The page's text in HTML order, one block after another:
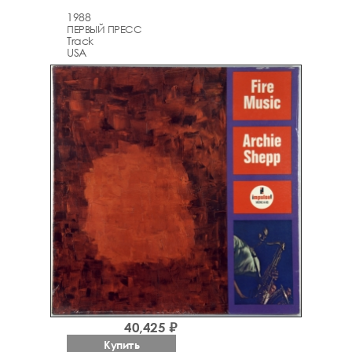
1988
ПЕРВЫЙ ПРЕСС
Track
USA
40,425 ₽
Купить